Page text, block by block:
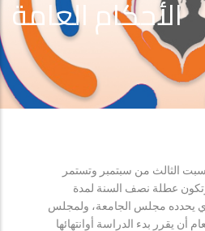
الأحكام العامة
الثالث من سبتمبر وتستمر
وتكون عطلة نصف السنة لمدة
يحدده مجلس الجامعة، ولمجلس
أن يقرر بدء الدراسة أوانتهائها